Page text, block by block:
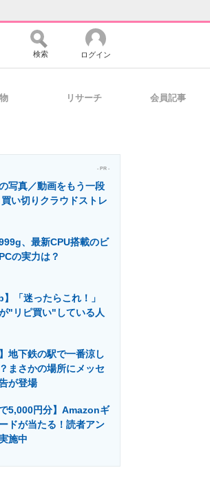
ケ×ITの今がよく分かる
×テクノロジーの最前線
検索 ログイン
リサーチ 会員記事
- PR -
写真／動画をもう一段
い切りクラウドストレ
、最新CPU搭載のビ
の実力は？
】「迷ったらこれ！」
"リピ買い"している人
】地下鉄の駅で一番涼し
まさかの場所にメッセ
が登場
で5,000円分】Amazonギ
ドが当たる！読者アン
施中